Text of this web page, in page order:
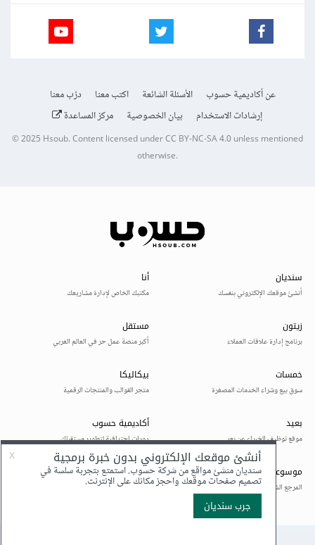
عن أكاديمية حسوب الأسئلة الشائعة اكتب معنا
درّب معنا
إرشادات الاستخدام
بيان الخصوصية مركز المساعدة
© 2025Hsoub.Content licensed underCC BY-NC-SA 4.0unless mentioned
otherwise.